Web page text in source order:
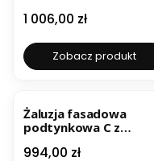
Cena
1 006,00 zł
Zobacz produkt
Żaluzja fasadowa
podtynkowa C z
Cena
994,00 zł